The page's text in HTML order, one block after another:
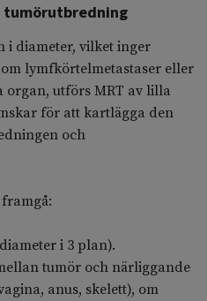
i diameter, vilket inger
lymfkörtelmetastaser eller
organ, utförs MRT av lilla
för att kartlägga den
och
i 3 plan).
tumör och närliggande
anus, skelett), om